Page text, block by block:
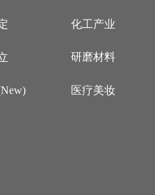
化工产业
研磨材料
医疗美妆